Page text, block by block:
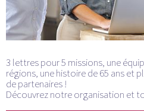
3 lettres pour 5 missions, une
régions, une histoire de 65 ans et
de partenaires !
Découvrez notre organisation et